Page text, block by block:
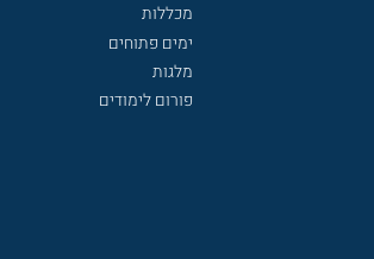
מכללות
ימים פתוחים
מלגות
פורום לימודים